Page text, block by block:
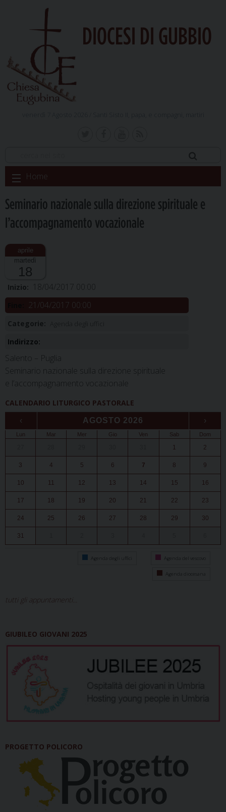
DIOCESI DI GUBBIO
Skip
to
Home
Seminario nazionale sulla direzione spirituale e
l’accompagnamento vocazionale
martedì
18
Inizio: 18/04/2017 00:00
21/04/2017 00:00
Categorie:
Indirizzo:
Salento – Puglia
Seminario nazionale sulla direzione spirituale
e l’accompagnamento vocazionale
CALENDARIO LITURGICO PASTORALE
‹ AGOSTO 2026 ›
Lun Mar Mer Gio Ven Sab Dom
1 2
3 4 5 6 7 8 9
10 11 12 13 14 15 16
17 18 19 20 21 22 23
24 25 26 27 28 29 30
31
Agenda degli uffici Agenda del vescovo
Agenda diocesana
tutti gli appuntamenti...
GIUBILEO GIOVANI 2025
PROGETTO POLICORO